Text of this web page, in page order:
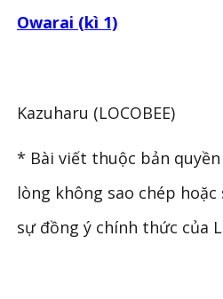
Owarai (kì 1)
Kazuharu (LOCOBEE)
* Bài viết thuộc bản quyền
lòng không sao chép
sự đồng ý chính thức của